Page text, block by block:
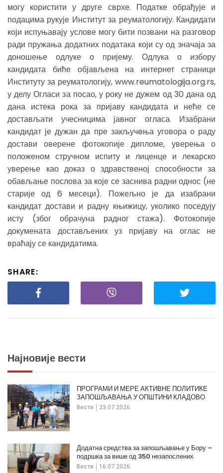
могу користити у друге сврхе. Податке обрађује и
подацима рукује Институт за реуматологију. Кандидати
који испуњавају услове могу бити позвани на разговор
ради пружања додатних података који су од значаја за
доношење одлуке о пријему. Одлука о избору
кандидата биће објављена на интернет страници
Институту за реуматологију, www.reumatologija.org.rs,
у делу Огласи за посао, у року не дужем од 30 дана од
дана истека рока за пријаву кандидата и неће се
достављати учесницима јавног огласа. Изабрани
кандидат је дужан да пре закључeња уговора о раду
достави оверене фотокопије дипломе, уверења о
положеном стручном испиту и лиценце и лекарско
уверење као доказ о здравственој способности за
обављање послова за које се заснива радни однос (не
старије од 6 месеци). Пожељно је да изабрани
кандидат достави и радну књижицу, уколико поседују
исту (због обрачуна радног стажа). Фотокопије
докумената достављених уз пријаву на оглас не
враћају се кандидатима.
SHARE:
Најновије вести
Вести 23.07.2026.
ПРОГРАМИ И МЕРЕ АКТИВНЕ ПОЛИТИКЕ
ЗАПОШЉАВАЊА У ОПШТИНИ КЛАДОВО
Вести 16.07.2026.
Додатна средства за запошљавање у Бору –
подршка за више од 350 незапослених